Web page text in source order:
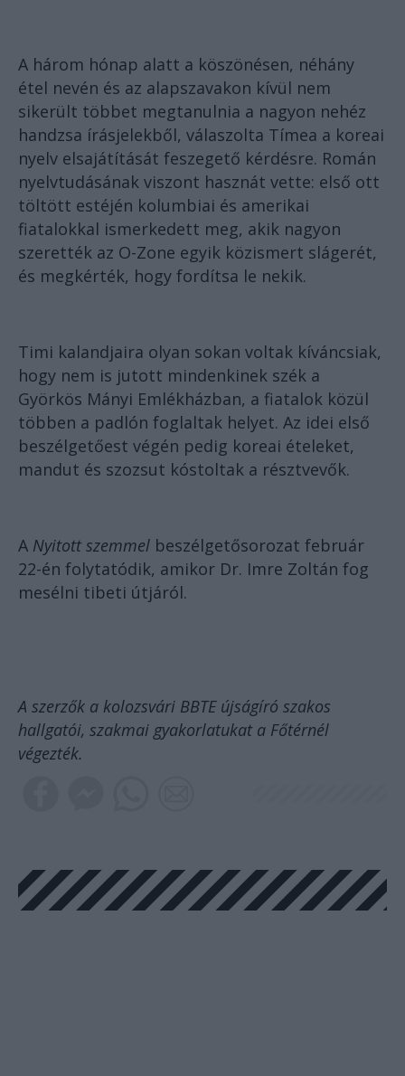
A három hónap alatt a köszönésen, néhány
étel nevén és az alapszavakon kívül nem
sikerült többet megtanulnia a nagyon nehéz
handzsa írásjelekből, válaszolta Tímea a koreai
nyelv elsajátítását feszegető kérdésre. Román
nyelvtudásának viszont hasznát vette: első ott
töltött estéjén kolumbiai és amerikai
fiatalokkal ismerkedett meg, akik nagyon
szerették az O-Zone egyik közismert slágerét,
és megkérték, hogy fordítsa le nekik.
Timi kalandjaira olyan sokan voltak kíváncsiak,
hogy nem is jutott mindenkinek szék a
Györkös Mányi Emlékházban, a fiatalok közül
többen a padlón foglaltak helyet. Az idei első
beszélgetőest végén pedig koreai ételeket,
mandut és szozsut kóstoltak a résztvevők.
A Nyitott szemmel beszélgetősorozat február
22-én folytatódik, amikor Dr. Imre Zoltán fog
mesélni tibeti útjáról.
A szerzők a kolozsvári BBTE újságíró szakos
hallgatói, szakmai gyakorlatukat a Főtérnél
végezték.